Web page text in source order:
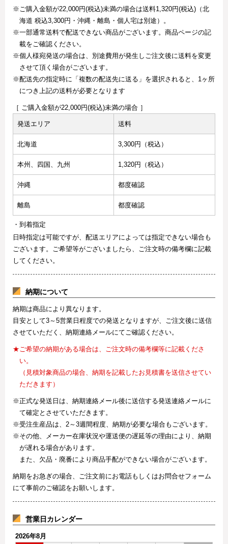
※ご購入金額が22,000円(税込)未満の場合は送料1,320円(税込)（北
海道 税込3,300円・沖縄・離島・個人宅は別途）。
※一部通常送料で配送できない商品がございます。商品ページの記
載をご確認ください。
※個人様宛発送の場合は、別途費用が発生しご注文後に送料を変更
させて頂く場合がございます。
※配送先の指定時に「複数の配送先に送る」を選択されると、1ヶ所
につき上記の送料が必要となります
［ ご購入金額が22,000円(税込)未満の場合 ］
発送エリア 送料
北海道 3,300円（税込）
本州、四国、九州 1,320円（税込）
沖縄 都度確認
離島 都度確認
・到着指定
日時指定は可能ですが、配送エリアによっては指定できない場合も
ございます。ご希望等がございましたら、ご注文時の備考欄に記載
してください。
納期について
納期は商品により異なります。
目安として3～5営業日程度での発送となりますが、ご注文後に送信
させていただく、納期連絡メールにてご確認ください。
★ご希望の納期がある場合は、ご注文時の備考欄等に記載くださ
い。
（見積対象商品の場合、納期を記載したお見積書を送信させてい
ただきます）
※正式な発送日は、納期連絡メール後に送信する発送連絡メールに
て確定とさせていただきます。
※受注生産品は、2～3週間程度、納期が必要な場合もございます。
※その他、メーカー在庫状況や運送便の遅延等の理由により、納期
が遅れる場合があります。
また、欠品・廃番により商品手配ができない場合がございます。
納期をお急ぎの場合、ご注文前にお電話もしくはお問合せフォーム
にて事前のご確認をお願いします。
営業日カレンダー
2026年8月